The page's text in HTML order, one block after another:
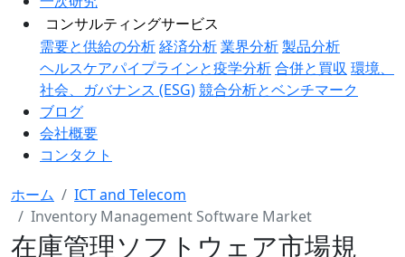
コンサルティングサービス
需要と供給の分析経済分析業界分析製品分析
ヘルスケアパイプラインと疫学分析合併と買収 環境、
社会、ガバナンス (ESG)競合分析とベンチマーク
ブログ
会社概要
コンタクト
ホーム
ICT and Telecom
Inventory Management Software Market
在庫管理ソフトウェア市場規